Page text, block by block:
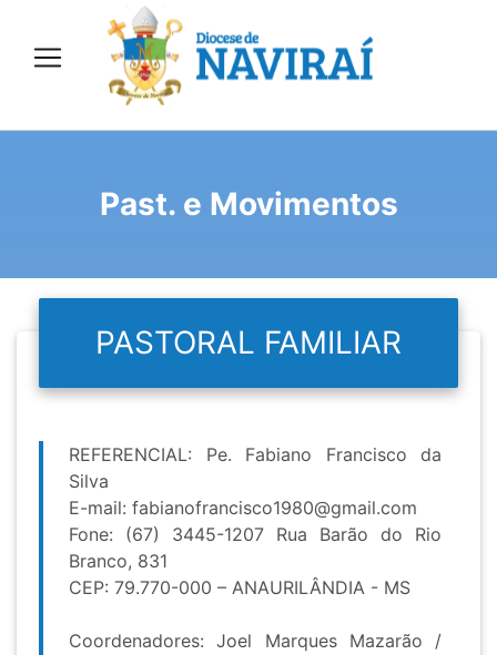
Past. e Movimentos
PASTORAL FAMILIAR
REFERENCIAL: Pe. Fabiano Francisco da
Silva
E-mail: fabianofrancisco1980@gmail.com
Fone: (67) 3445-1207 Rua Barão do Rio
Branco, 831
CEP: 79.770-000 – ANAURILÂNDIA - MS
Coordenadores: Joel Marques Mazarão /